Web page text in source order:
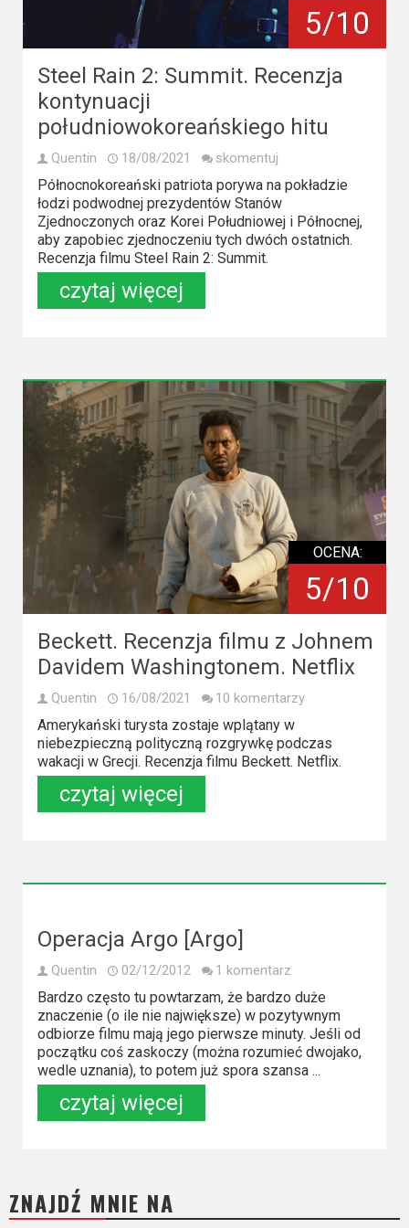
Komedie
Korea
Południowa
Filmy
oparte
na
faktach
Thrillery
Amazon
Prime
Video
Apple
TV
+
Disney+
HBO
Max
Netflix
Sky
Showtime
Podsumowania
2020
2019
2018
2016
2017
2014
5/10
Steel Rain 2: Summit. Recenzja
kontynuacji
południowokoreańskiego hitu
Quentin 18/08/2021 skomentuj
Północnokoreański patriota porywa na pokładzie
łodzi podwodnej prezydentów Stanów
Zjednoczonych oraz Korei Południowej i Północnej,
aby zapobiec zjednoczeniu tych dwóch ostatnich.
Recenzja filmu Steel Rain 2: Summit.
czytaj więcej
OCENA:
5/10
Beckett. Recenzja filmu z Johnem
Davidem Washingtonem. Netflix
Quentin 16/08/2021 10 komentarzy
Amerykański turysta zostaje wplątany w
niebezpieczną polityczną rozgrywkę podczas
wakacji w Grecji. Recenzja filmu Beckett. Netflix.
czytaj więcej
Operacja Argo [Argo]
Quentin 02/12/2012 1 komentarz
Bardzo często tu powtarzam, że bardzo duże
znaczenie (o ile nie największe) w pozytywnym
odbiorze filmu mają jego pierwsze minuty. Jeśli od
początku coś zaskoczy (można rozumieć dwojako,
wedle uznania), to potem już spora szansa ...
czytaj więcej
ZNAJDŹ MNIE NA